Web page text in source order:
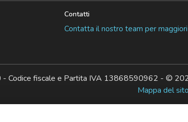
Contatti
Contatta il nostro team per
Codice fiscale e Partita IVA 13868590962 - ©
Mappa del sito